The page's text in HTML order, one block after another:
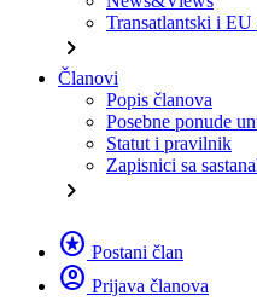
Transatlantski i EU
chevron_right
Članovi
Popis članova
Posebne ponude
Statut i pravilnik
Zapisnici sa
chevron_right
stars Postani član
account_circle Prijava članova